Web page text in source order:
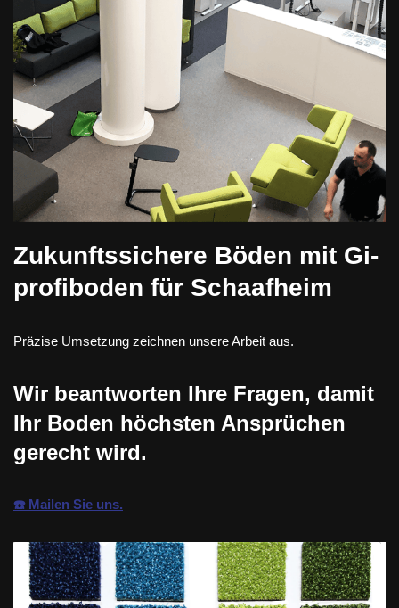
Zukunftssichere Böden mit Gi-
profiboden für Schaafheim
Präzise Umsetzung zeichnen unsere Arbeit aus.
Wir beantworten Ihre Fragen, damit
Ihr Boden höchsten Ansprüchen
gerecht wird.
☎️ Mailen Sie uns.